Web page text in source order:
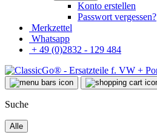
Konto erstellen
Passwort vergessen?
Merkzettel
Whatsapp
+ 49 (0)2832 - 129 484
Suche
Alle